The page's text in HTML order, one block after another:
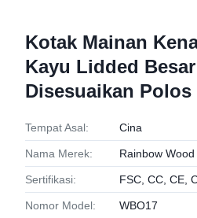
Kotak Mainan
Kayu Lidded
Disesuaikan
Tempat Asal: Cina
Nama Merek: Rainbow Wood
Sertifikasi: FSC, CC, CE,
Nomor Model: WBO17